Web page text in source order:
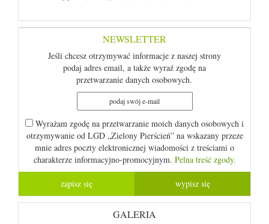
NEWSLETTER
Jeśli chcesz otrzymywać informacje z naszej strony
podaj adres email, a także wyraź zgodę na
przetwarzanie danych osobowych.
Wyrażam zgodę na przetwarzanie moich danych osobowych i
otrzymywanie od LGD „Zielony Pierścień” na wskazany przeze
mnie adres poczty elektronicznej wiadomości z treściami o
charakterze informacyjno-promocyjnym. Pelna treść zgody.
GALERIA